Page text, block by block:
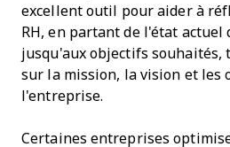
excellent outil pour aider à
RH, en partant de l'état
jusqu'aux objectifs souhaités,
sur la mission, la vision et les
l'entreprise.
Certaines entreprises